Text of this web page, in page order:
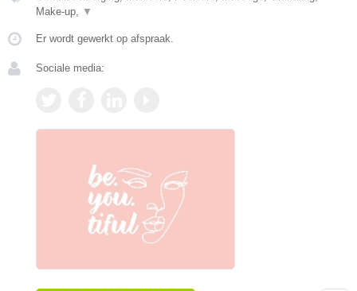
Make-up, ▼
Er wordt gewerkt op afspraak.
Sociale media: